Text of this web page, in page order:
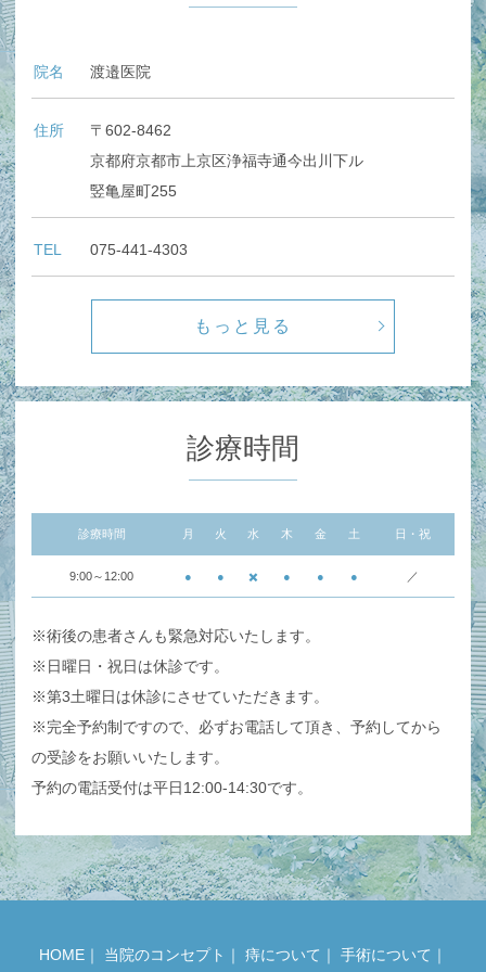
院名 渡邉医院
住所
〒602-8462
京都府京都市上京区浄福寺通今出川下ル
竪亀屋町255
TEL 075-441-4303
もっと見る
診療時間
診療時間 月 火 水 木 金 土 日・祝
9:00～12:00 ● ● ✖️ ● ● ● ／
※術後の患者さんも緊急対応いたします。
※日曜日・祝日は休診です。
※第3土曜日は休診にさせていただきます。
※完全予約制ですので、必ずお電話して頂き、予約してから
の受診をお願いいたします。
予約の電話受付は平日12:00-14:30です。
HOME｜ 当院のコンセプト ｜ 痔について ｜ 手術について ｜